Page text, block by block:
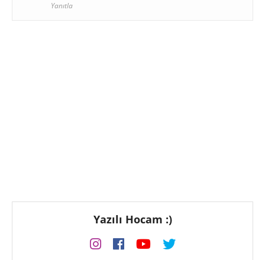
Yanıtla
Yazılı Hocam :)